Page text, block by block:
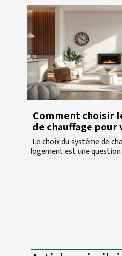
Comment choisir
de chauffage pour
Le choix du système de
logement est une